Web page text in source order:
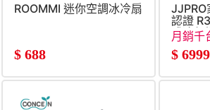
ROOMMI 迷你空調冰冷扇
$ 688
JJPRO
認證
式冷氣
月銷千
$ 6999